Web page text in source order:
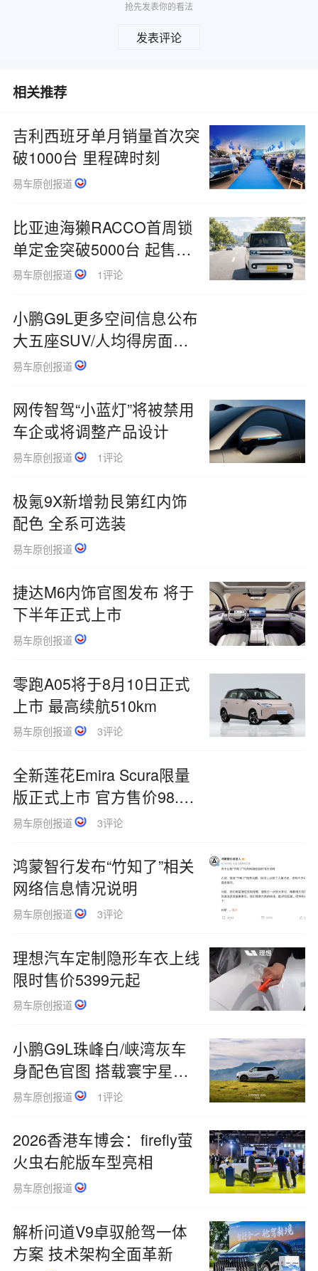
抢先发表你的看法
发表评论
相关推荐
吉利西班牙单月销量首次突
破1000台 里程碑时刻
易车原创报道
比亚迪海獭RACCO首周锁
单定金突破5000台 起售价
214.5万日元
易车原创报道 1评论
小鹏G9L更多空间信息公布
大五座SUV/人均得房面积
超1平米
易车原创报道
网传智驾“小蓝灯”将被禁用
车企或将调整产品设计
易车原创报道 1评论
极氪9X新增勃艮第红内饰
配色 全系可选装
易车原创报道
捷达M6内饰官图发布 将于
下半年正式上市
易车原创报道
零跑A05将于8月10日正式
上市 最高续航510km
易车原创报道 3评论
全新莲花Emira Scura限量
版正式上市 官方售价98.8
万起
易车原创报道 3评论
鸿蒙智行发布“竹知了”相关
网络信息情况说明
易车原创报道 3评论
理想汽车定制隐形车衣上线
限时售价5399元起
易车原创报道
小鹏G9L珠峰白/峡湾灰车
身配色官图 搭载寰宇星空
头等舱
易车原创报道 1评论
2026香港车博会：firefly萤
火虫右舵版车型亮相
易车原创报道
解析问道V9卓驭舱驾一体
方案 技术架构全面革新